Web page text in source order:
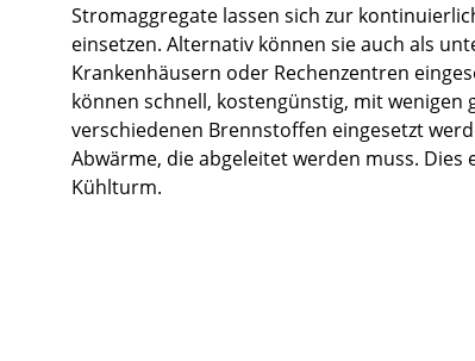
Stromaggregate lassen sich zur
einsetzen. Alternativ können sie auch als
Krankenhäusern oder Rechenzentren
können schnell, kostengünstig, mit wenigen
verschiedenen Brennstoffen eingesetzt
Abwärme, die abgeleitet werden muss.
Kühlturm.